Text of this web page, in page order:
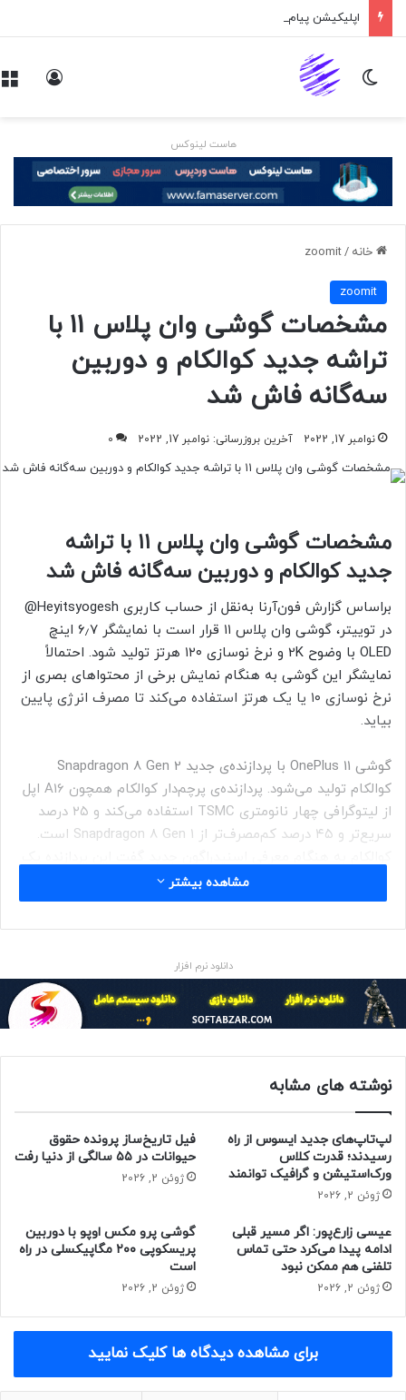
اپلیکیشن پیام‌رسان ایکس در راه است
تغییر پوسته
هاست لینوکس
خانه /
zoomit
zoomit
مشخصات گوشی وان پلاس ۱۱ با
تراشه جدید کوالکام و دوربین
سه‌گانه فاش شد
نوامبر 17, 2022 آخرین بروزرسانی: نوامبر 17, 2022 0
مشخصات گوشی وان پلاس ۱۱ با تراشه
جدید کوالکام و دوربین سه‌گانه فاش شد
براساس گزارش فون‌آرنا به‌نقل از حساب کاربری Heyitsyogesh@
در توییتر، گوشی وان پلاس ۱۱ قرار است با نمایشگر ۶٫۷ اینچ
OLED با وضوح
2K و نرخ نوسازی ۱۲۰ هرتز تولید شود. احتمالاً
نمایشگر این گوشی به هنگام نمایش برخی از محتواهای بصری از
نرخ نوسازی ۱۰ یا یک هرتز استفاده می‌کند تا مصرف انرژی پایین
بیاید.
گوشی OnePlus 11 با پردازنده‌ی جدید Snapdragon 8 Gen 2
کوالکام
تولید می‌شود. پردازنده‌ی پرچم‌دار کوالکام همچون A16 اپل
از لیتوگرافی چهار نانومتری TSMC استفاده می‌کند و ۲۵ درصد
سریع‌تر و ۴۵ درصد کم‌مصرف‌تر از Snapdragon 8 Gen 1 است.
گیگاهرتزی و سه هسته‌ی کم‌مصرف ۲٫۰ گیگاهرتزی دارد.
مشخصات گوشی وان‌ پلاس 11 پرو پیش از رونمایی فاش شد
هرآنچه از سری وان پلاس 11 انتظار داریم
افشاگر توییتری ادعا می‌کند وان پلاس 11 در مدل‌هایی با هشت یا
دردسترس قرار می‌گیرد. این مشخصات سخت‌افزاری برای
دستگاه‌های رده‌بالای اندرویدی کاملاً استاندارد است.
احتمالاً در وان پلاس 11 شاهد بازگشت دوربین هسل‌بلاد خواهیم
بود. پیش‌بینی می‌شود این گوشی در پنل پشتی از سه دوربین
مگاپیکسلی و دوربین تله‌فوتوی ۳۲ مگاپیکسلی استفاده کند. ممکن
بهره بگیرد.
گفته می‌شود وان پلاس ۱۱ باتری ۵٬۰۰۰ میلی‌آمپرساعتی با
پشتیبانی از شارژ بی‌سیم ۵۰ وات و شارژ سیمی ۱۰۰ وات دارد.
وان پلاس ۱۱ با رابط کاربری
OxygenOS 13 بر پایه‌ی سیستم‌عامل
مشاهده بیشتر
دانلود نرم افزار
نوشته های مشابه
لپ‌تاپ‌های جدید ایسوس از راه
رسیدند؛ قدرت کلاس
ورک‌استیشن و گرافیک توانمند
ژوئن 2, 2026
فیل تاریخ‌ساز پرونده حقوق
حیوانات در ۵۵ سالگی از دنیا رفت
ژوئن 2, 2026
عیسی زارع‌پور: اگر مسیر قبلی
ادامه پیدا می‌کرد حتی تماس
تلفنی هم ممکن نبود
ژوئن 2, 2026
گوشی پرو مکس اوپو با دوربین
پریسکوپی ۲۰۰ مگاپیکسلی در راه
است
ژوئن 2, 2026
برای مشاهده دیدگاه ها کلیک نمایید